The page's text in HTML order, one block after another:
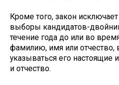
Кроме того, закон
выборы кандидатов-
течение года до или во
фамилию, имя или отчество,
указываться его
и отчество.